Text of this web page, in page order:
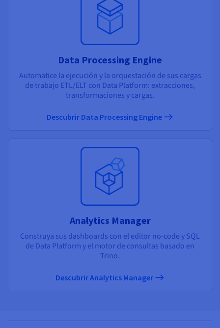
Data Processing Engine
Automatice la ejecución y la orquestación de sus cargas
de trabajo ETL/ELT con Data Platform: extracciones,
transformaciones y cargas.
Descubrir Data Processing Engine
Analytics Manager
Construya sus dashboards con el editor no-code y SQL
de Data Platform y el motor de consultas basado en
Trino.
Descubrir Analytics Manager